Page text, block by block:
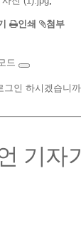
인쇄
첨부
드
그인 하시겠습니
기자